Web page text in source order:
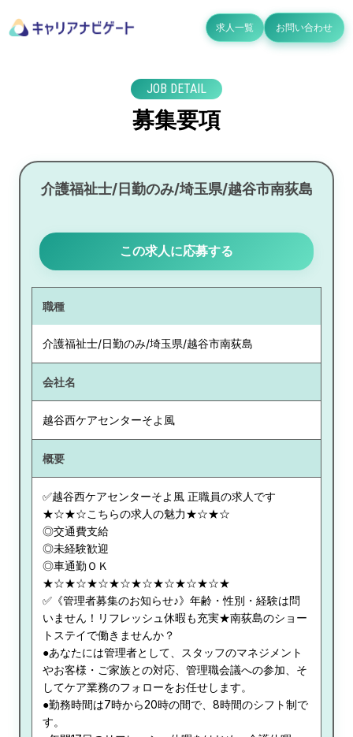
求人一覧 お問い合わせ
JOB DETAIL
募集要項
介護福祉士/日勤のみ/埼玉県/越谷市南荻島
この求人に応募する
職種
介護福祉士/日勤のみ/埼玉県/越谷市南荻島
会社名
越谷西ケアセンターそよ風
概要
✅越谷西ケアセンターそよ風 正職員の求人です
★☆★☆こちらの求人の魅力★☆★☆
◎交通費支給
◎未経験歓迎
◎車通勤ＯＫ
★☆★☆★☆★☆★☆★☆★☆★☆★
✅《管理者募集のお知らせ♪》年齢・性別・経験は問
いません！リフレッシュ休暇も充実★南荻島のショー
トステイで働きませんか？
●あなたには管理者として、スタッフのマネジメント
やお客様・ご家族との対応、管理職会議への参加、そ
してケア業務のフォローをお任せします。
●勤務時間は7時から20時の間で、8時間のシフト制で
す。